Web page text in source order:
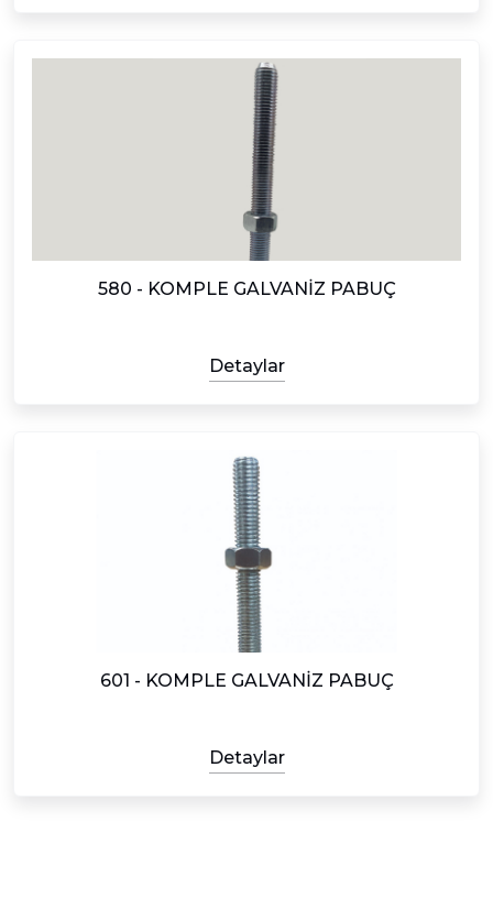
580 - KOMPLE GALVANİZ PABUÇ
Detaylar
601 - KOMPLE GALVANİZ PABUÇ
Detaylar